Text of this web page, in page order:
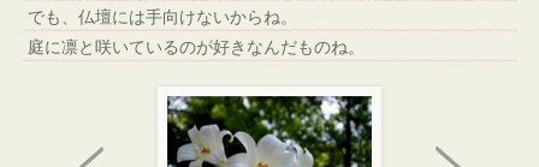
でも、仏壇には手向けないからね。
庭に凛と咲いているのが好きなんだものね。